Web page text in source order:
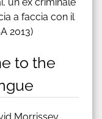
a faccia con il
2013)
to the
Morrissey,